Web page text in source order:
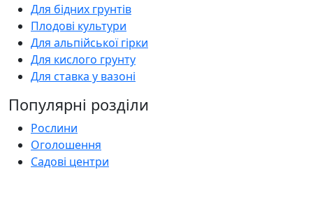
Для бідних грунтів
Плодові культури
Для альпійської гірки
Для кислого грунту
Для ставка у вазоні
Популярні розділи
Рослини
Оголошення
Садові центри